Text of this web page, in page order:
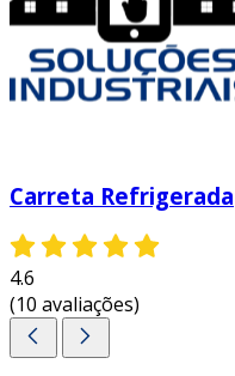
Carreta Refrigerada
4.6
(10 avaliações)